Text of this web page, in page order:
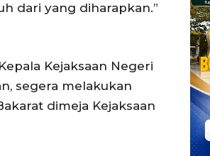
dari yang diharapkan.”
Kejaksaan Negeri
segera melakukan
dimeja Kejaksaan